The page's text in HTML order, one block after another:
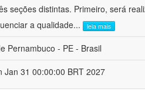
seções distintas. Primeiro, será
a qualidade... leia mais
Pernambuco - PE - Brasil
Jan 31 00:00:00 BRT 2027